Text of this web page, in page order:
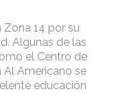
Zona 14 por su
Algunas de las
el Centro de
Al Americano se
educación